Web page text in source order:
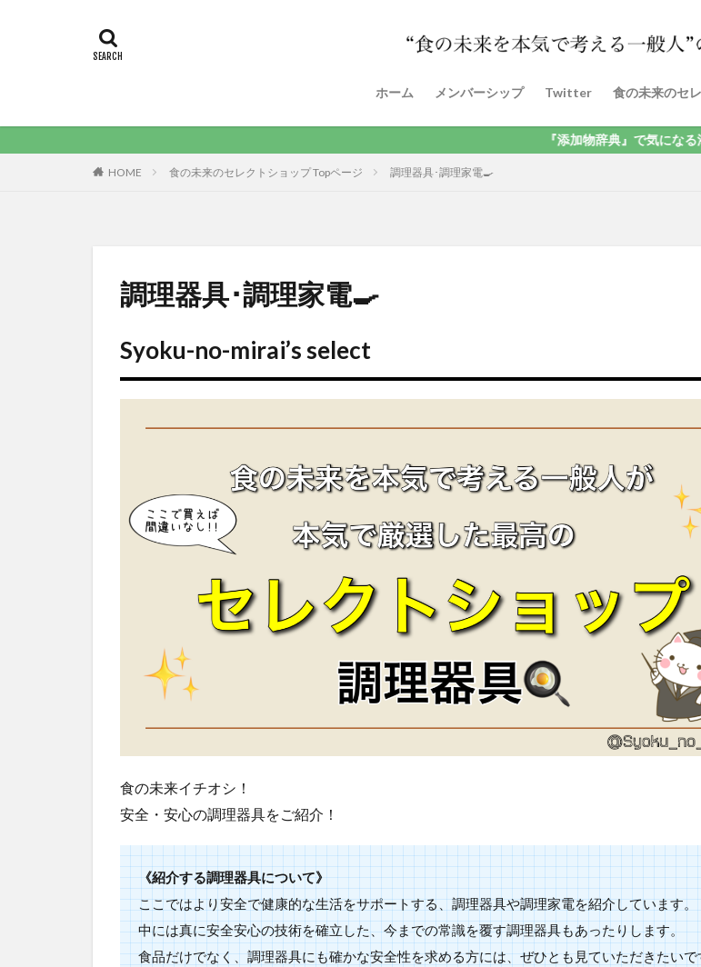
ホーム メンバーシップ Twitter 食の未来のセ
『添加物辞典』で気になる添加物を検
HOME 食の未来のセレクトショップ Topページ 調理器具･調理家電🍳
調理器具･調理家電🍳
Syoku-no-mirai’s select
食の未来イチオシ！
安全・安心の調理器具をご紹介！
《紹介する調理器具について》
ここではより安全で健康的な生活をサポートする、調理器具や調理家電を紹介しています。
中には真に安全安心の技術を確立した、今までの常識を覆す調理器具もあったりします。
食品だけでなく、調理器具にも確かな安全性を求める方には、ぜひとも見ていただきたいで